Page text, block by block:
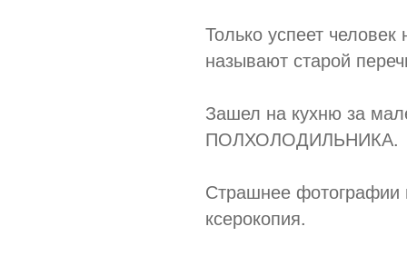
Только успеет
называют старой
Зашел на кухню за
ПОЛХОЛОДИЛЬНИКА.
Страшнее фотографии
ксерокопия.